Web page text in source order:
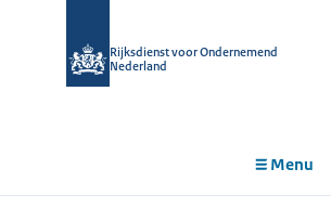
Rijksdienst voor Ondernemend
Nederland
Menu